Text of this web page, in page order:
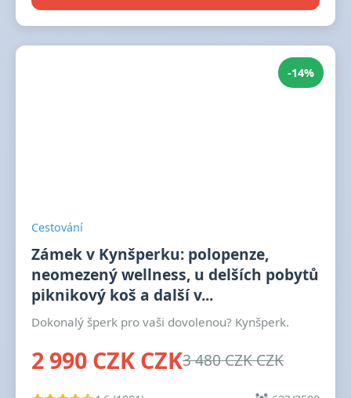
-14%
Cestování
Zámek v Kynšperku: polopenze,
neomezený wellness, u delších pobytů
piknikový koš a další v...
Dokonalý šperk pro vaši dovolenou? Kynšperk.
2 990 CZK CZK3 480 CZK CZK